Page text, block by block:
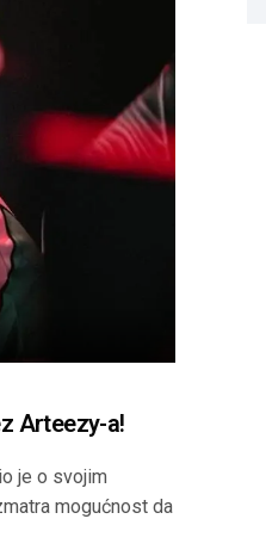
Arteezy-a!
je o svojim
mogućnost da